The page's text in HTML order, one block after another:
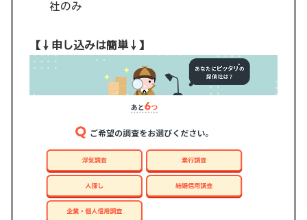
社のみ
【↓申し込みは簡単↓】